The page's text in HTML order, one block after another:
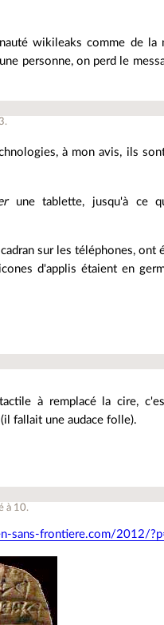
wikileaks comme de la
personne, on perd le
3.
à mon avis, ils
une tablette, jusqu'à ce
sur les téléphones, ont
d'applis étaient en
à remplacé la cire,
fallait une audace folle).
à 10.
sans-frontiere.com/2012/